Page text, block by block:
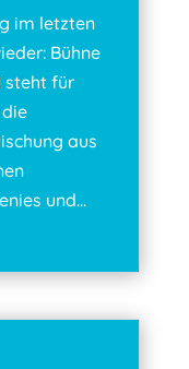
im letzten
Bühne
steht für
aus
und...